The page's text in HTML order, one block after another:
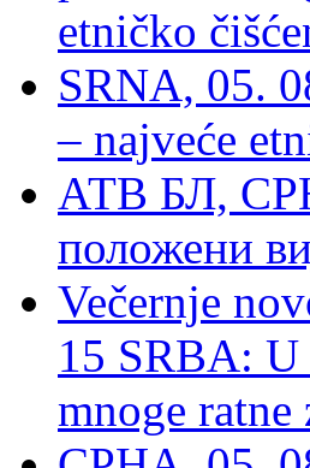
etničko
SRNA, 05.
– najveće
АТВ БЛ,
положени
Večernje
15 SRBA:
mnoge